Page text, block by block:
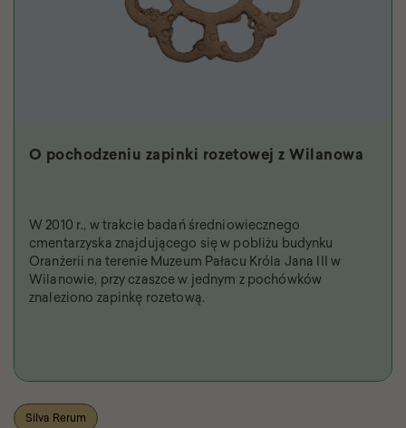
O pochodzeniu zapinki rozetowej z Wilanowa
W 2010 r., w trakcie badań średniowiecznego
cmentarzyska znajdującego się w pobliżu budynku
Oranżerii na terenie Muzeum Pałacu Króla Jana III w
Wilanowie, przy czaszce w jednym z pochówków
znaleziono zapinkę rozetową.
Silva Rerum